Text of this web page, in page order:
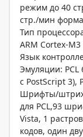
режим до 40
стр./мин
Тип
ARM Cortex-M3
Язык
Эмуляции: PCL
с PostScript 3),
Шрифты/
для PCL,93
Vista, 1
кодов, один